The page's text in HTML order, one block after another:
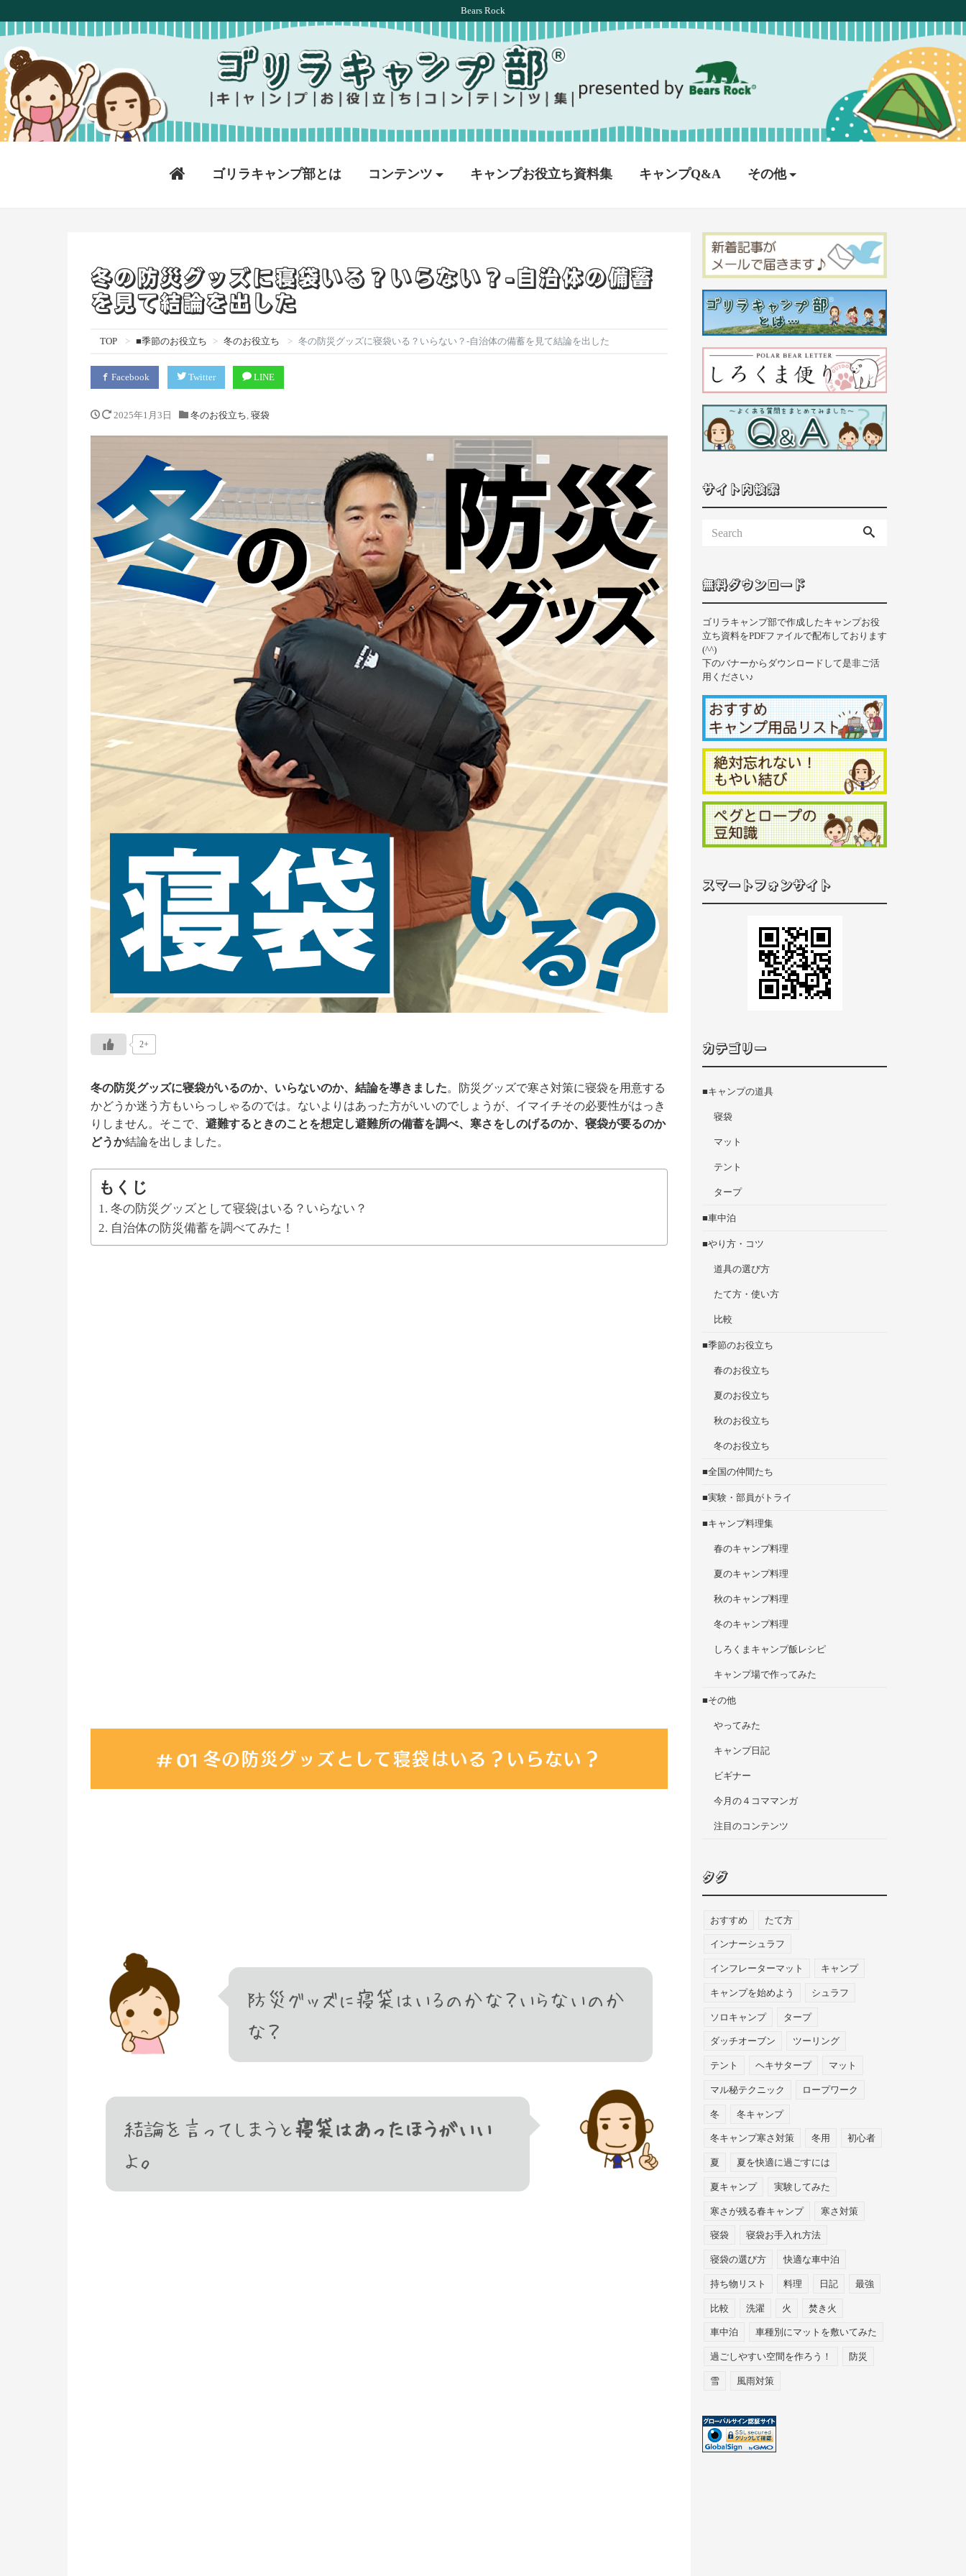
Bears Rock
ゴリラキャンプ部とは コンテンツ キャンプお役立ち資料集 キャンプQ&A その他
冬の防災グッズに寝袋いる？いらない？-自治体の備蓄
を見て結論を出した
TOP ■季節のお役立ち 冬のお役立ち 冬の防災グッズに寝袋いる？いらない？-自治体の備蓄を見て結論を出した
Facebook Twitter LINE
2025年1月3日 冬のお役立ち, 寝袋
2+
冬の防災グッズに寝袋がいるのか、いらないのか、結論を導きました。防災グッズで寒さ対策に寝袋を用意する
かどうか迷う方もいらっしゃるのでは。ないよりはあった方がいいのでしょうが、イマイチその必要性がはっき
りしません。そこで、 避難するときのことを想定し避難所の備蓄を調べ、寒さをしのげるのか、寝袋が要るのか
どうか結論を出しました。
もくじ
冬の防災グッズとして寝袋はいる？いらない？
自治体の防災備蓄を調べてみた！
冬の防災グッズとして寝袋はいる？いらない？
防災グッズに寝袋はいるのかな？いらないのか
な？
結論を言ってしまうと寝袋はあったほうがいい
よ。
サイト内検索
無料ダウンロード
ゴリラキャンプ部で作成したキャンプお役
立ち資料をPDFファイルで配布しております
(^^)
下のバナーからダウンロードして是非ご活
用ください♪
スマートフォンサイト
カテゴリー
■キャンプの道具
寝袋
マット
テント
タープ
■車中泊
■やり方・コツ
道具の選び方
たて方・使い方
比較
■季節のお役立ち
春のお役立ち
夏のお役立ち
秋のお役立ち
冬のお役立ち
■全国の仲間たち
■実験・部員がトライ
■キャンプ料理集
春のキャンプ料理
夏のキャンプ料理
秋のキャンプ料理
冬のキャンプ料理
しろくまキャンプ飯レシピ
キャンプ場で作ってみた
■その他
やってみた
キャンプ日記
ビギナー
今月の４コママンガ
注目のコンテンツ
タグ
おすすめ たて方
インナーシュラフ
インフレーターマット キャンプ
キャンプを始めよう シュラフ
ソロキャンプ タープ
ダッチオーブン ツーリング
テント ヘキサタープ マット
マル秘テクニック ロープワーク
冬 冬キャンプ
冬キャンプ寒さ対策 冬用 初心者
夏 夏を快適に過ごすには
夏キャンプ 実験してみた
寒さが残る春キャンプ 寒さ対策
寝袋 寝袋お手入れ方法
寝袋の選び方 快適な車中泊
持ち物リスト 料理 日記 最強
比較 洗濯 火 焚き火
車中泊 車種別にマットを敷いてみた
過ごしやすい空間を作ろう！ 防災
雪 風雨対策